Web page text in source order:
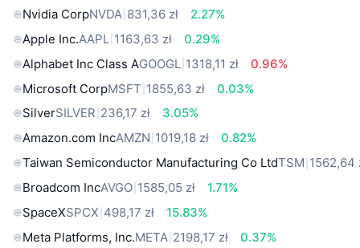
Nvidia CorpNVDA 831,36 zł
2.27%
Apple Inc.AAPL 1163,63 zł
0.29%
Alphabet Inc Class AGOOGL 1318,11 zł
0.96%
Microsoft CorpMSFT 1855,63 zł
0.03%
SilverSILVER 236,17 zł
3.05%
Amazon.com IncAMZN 1019,18 zł
0.82%
Taiwan Semiconductor Manufacturing Co LtdTSM 1562,64
Broadcom IncAVGO 1585,05 zł
1.71%
SpaceXSPCX 498,17 zł
15.83%
Meta Platforms, Inc.META 2198,17 zł
0.37%